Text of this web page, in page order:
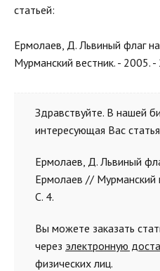
статьей:
Ермолаев, Д. Львиный флаг
Мурманский вестник. - 2005. -
Здравствуйте. В нашей
интересующая Вас
Ермолаев, Д. Львиный
Ермолаев // Мурманский
С. 4.
Вы можете заказать
через электронную
физических лиц.